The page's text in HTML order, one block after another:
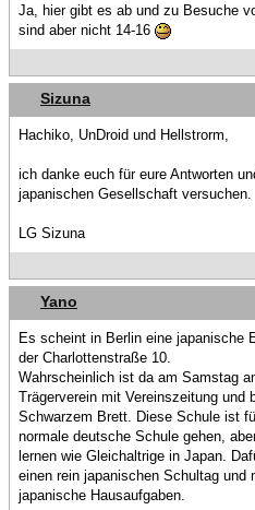
Ja, hier gibt es ab und zu Besuche
sind aber nicht 14-16
Sizuna
Hachiko, UnDroid und Hellstrorm,
ich danke euch für eure Antworten
japanischen Gesellschaft versuchen.
LG Sizuna
Yano
Es scheint in Berlin eine japanische
der Charlottenstraße 10.
Wahrscheinlich ist da am Samstag
Trägerverein mit Vereinszeitung und
Schwarzem Brett. Diese Schule ist
normale deutsche Schule gehen,
lernen wie Gleichaltrige in Japan.
einen rein japanischen Schultag und
japanische Hausaufgaben.